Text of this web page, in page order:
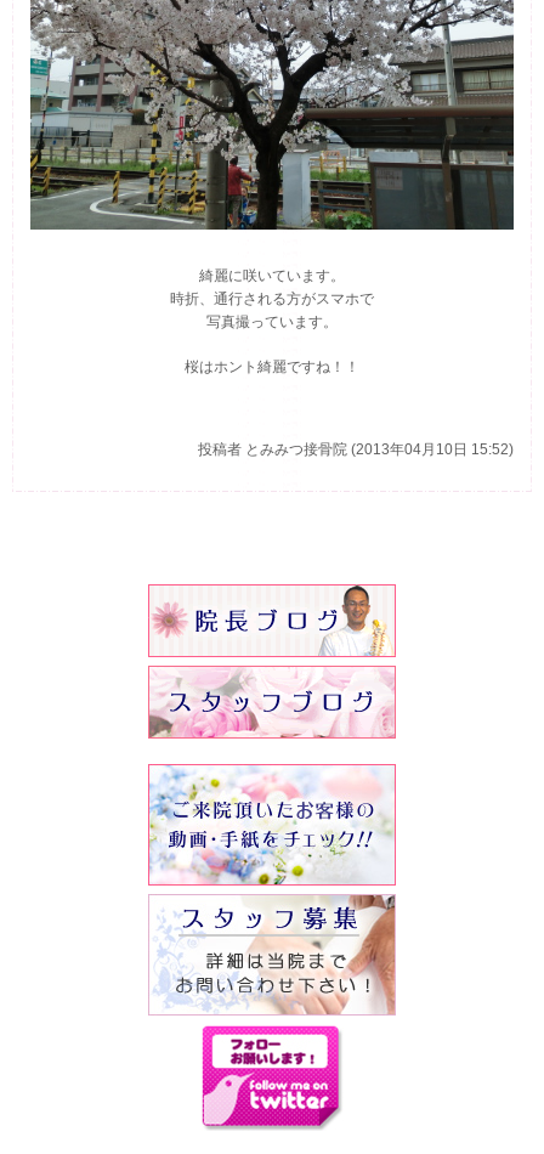
綺麗に咲いています。
時折、通行される方がスマホで
写真撮っています。
桜はホント綺麗ですね！！
投稿者 とみみつ接骨院 (2013年04月10日 15:52)